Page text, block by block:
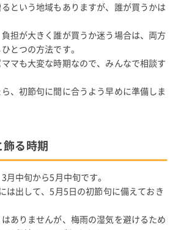
という地域もありますが、誰が買うかは
担が大きく誰が買うか迷う場合は、両方
とつの方法です。
マも大変な時期なので、みんなで相談す
、初節句に間に合うよう早めに準備しま
る時期
月中旬から5月中旬です。
は出して、5月5日の初節句に備えておき
ありませんが、梅雨の湿気を避けるため